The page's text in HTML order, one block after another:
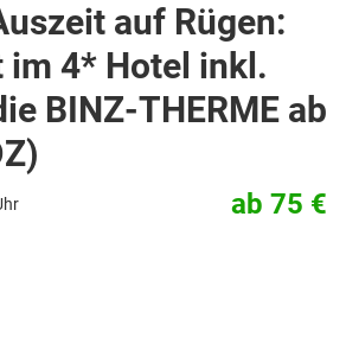
auf Rügen:
im 4* Hotel inkl.
BINZ-THERME ab
ab 75 €